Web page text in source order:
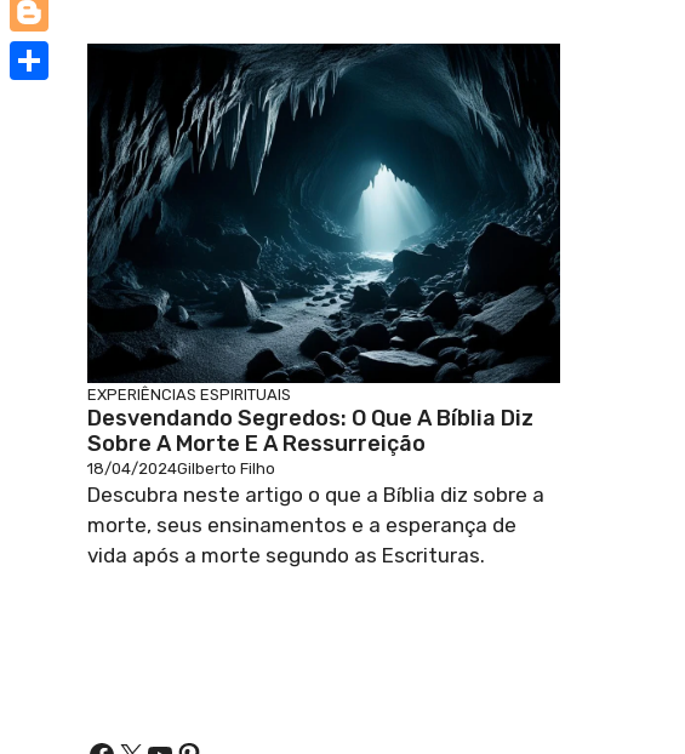
EXPERIÊNCIAS ESPIRITUAIS
Desvendando Segredos: O Que A Bíblia Diz
Sobre A Morte E A Ressurreição
18/04/2024Gilberto Filho
Descubra neste artigo o que a Bíblia diz sobre a
morte, seus ensinamentos e a esperança de
vida após a morte segundo as Escrituras.
Blogger